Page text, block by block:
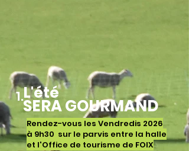
1.L'été
SERA GOURMAND
Rendez-vous les Vendredis 2026
à 9h30 sur le parvis entre la halle
et l'Office de tourisme de FOIX